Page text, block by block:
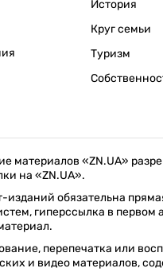
История
Круг семьи
Туризм
материалов «ZN.UA»
на «ZN.UA».
изданий обязательна
гиперссылка в первом
перепечатка или
и видео материалов,